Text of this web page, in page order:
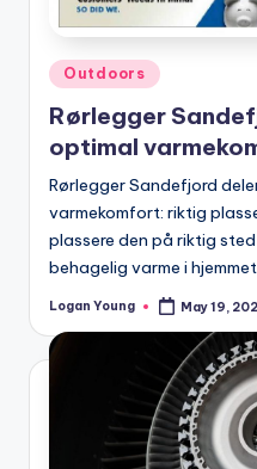
Posted
Outdoors
Rørlegger
optimal
Rørlegger Sandefjord
varmekomfort: riktig
plassere den på riktig sted
behagelig varme i
Posted
Logan Young May 19,